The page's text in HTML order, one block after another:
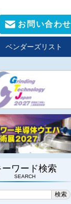
お問い合わせ
ベンダーズリスト
ーワード検索
SEARCH